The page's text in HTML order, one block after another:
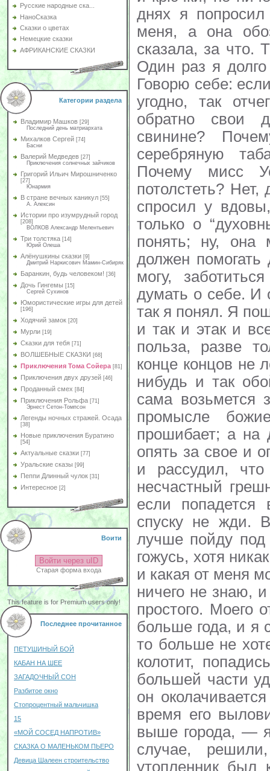
Русские народные ска...
НаноСказка
Сказки о цветах
Немецкие сказки
АФРИКАНСКИЕ СКАЗКИ
Категории раздела
Владимир Машков [29]
Последний день матриархата
Михалков Сергей [74]
Басни
Валерий Медведев [27]
Приключения солнечных зайчиков
Григорий Ильич Мирошниченко
[27]
Юнармия
В стране вечных каникул [55]
А. Алексин
Истории про изумрудный город
[208]
ВОЛКОВ Александр Мелентьевич
Три толстяка [14]
Юрий Олеша
Алёнушкины сказки [9]
Дмитрий Наркисович Мамин-Сибиряк
Баранкин, будь человеком! [36]
Дочь Гингемы [15]
Сергей Сухинов
Юмористические игры для детей
[196]
Ходячий замок [20]
Мурли [19]
Сказки для тебя [71]
ВОЛШЕБНЫЕ СКАЗКИ [68]
Приключения Тома Сойера [81]
Приключения двух друзей [46]
Проданный смех [84]
Приключения Рольфа [71]
Эрнест Сетон-Томпсон
Легенды ночных стражей. Осада
[38]
Новые приключения Буратино
[54]
Актуальные сказки [77]
Уральские сказы [99]
Пеппи Длинный чулок [31]
Интересное [2]
Воити
Войти через uID
Старая форма входа
This feature is for Premium users only!
Последнее прочитанное
ПЕТУШИНЫЙ БОЙ
КАБАН НА ШЕЕ
ЗАГАДОЧНЫЙ СОН
Разбитое окно
Стопроцентный мальчишка
15
«МОЙ СОСЕД НАПРОТИВ»
СКАЗКА О МАЛЕНЬКОМ ПЬЕРО
Девица Шалеен строительство
днях я
меня, а она
сказала, за что.
Один раз я
Говорю себе:
угодно, так
обратно свои
свинине?
серебряную
Почему мисс
потолстеть?
спросил у
только о
понять; ну, она
должен
могу,
думать о себе. И
так я понял. Я
и так и этак и
польза, разве
конце концов не
нибудь и так
сама возьмется
промысле
прошибает; а на
опять за свое и
и рассудил,
несчастный
если попадется
спуску не жди.
лучше пойду
гожусь, хотя
и какая от меня
ничего не знаю,
простого. Моего
больше года, и я
то больше не
колотит,
большей части
он
время его
выше города, —
случае,
утопленник был